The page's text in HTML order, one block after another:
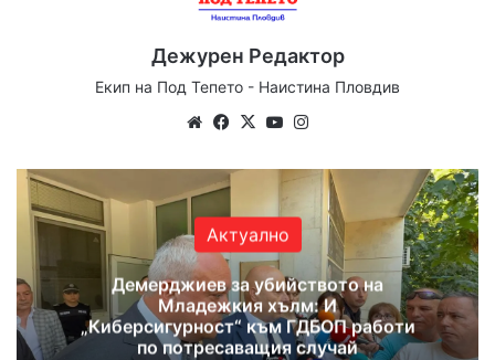
Дежурен Редактор
Екип на Под Тепето - Наистина Пловдив
WebsiteFacebook
X YouTube
Актуално
Демерджиев за убийството на
Младежкия хълм: И
„Киберсигурност“ към ГДБОП работи
по потресаващия случай